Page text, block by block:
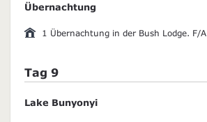
Übernachtung
1 Übernachtung in der Bush Lodge. F/A
Tag 9
Lake Bunyonyi